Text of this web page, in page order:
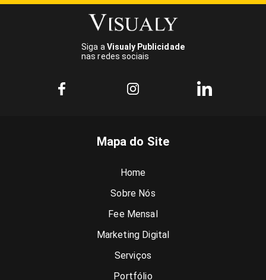
Siga a Visualy Publicidade
nas redes sociais
Mapa do Site
Home
Sobre Nós
Fee Mensal
Marketing Digital
Serviços
Portfólio